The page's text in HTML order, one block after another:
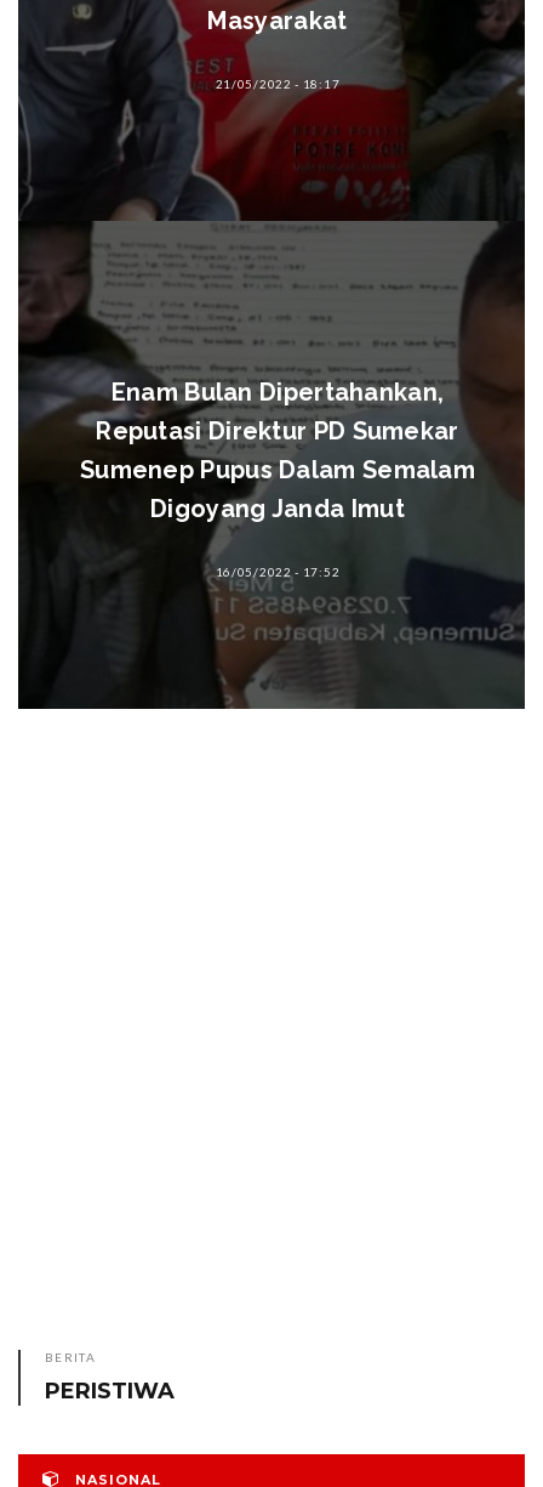
Masyarakat
21/05/2022 - 18:17
Enam Bulan Dipertahankan,
Reputasi Direktur PD Sumekar
Sumenep Pupus Dalam Semalam
Digoyang Janda Imut
16/05/2022 - 17:52
BERITA
PERISTIWA
NASIONAL